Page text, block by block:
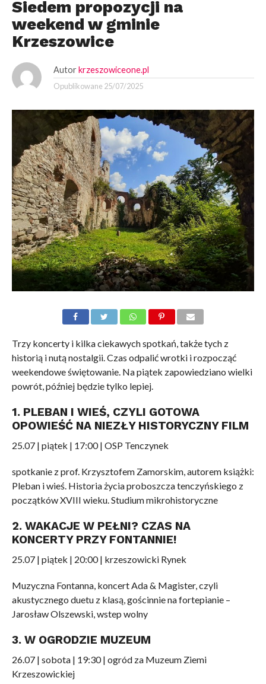
Siedem propozycji na
weekend w gminie
Krzeszowice
Autor krzeszowiceone.pl
Opublikowane 25/07/2025
Trzy koncerty i kilka ciekawych spotkań, także tych z
historią i nutą nostalgii. Czas odpalić wrotki i rozpocząć
weekendowe świętowanie. Na piątek zapowiedziano wielki
powrót, później będzie tylko lepiej.
1. PLEBAN I WIEŚ, CZYLI GOTOWA
OPOWIEŚĆ NA NIEZŁY HISTORYCZNY FILM
25.07 | piątek | 17:00 | OSP Tenczynek
spotkanie z prof. Krzysztofem Zamorskim, autorem książki:
Pleban i wieś. Historia życia proboszcza tenczyńskiego z
początków XVIII wieku. Studium mikrohistoryczne
2. WAKACJE W PEŁNI? CZAS NA
KONCERTY PRZY FONTANNIE!
25.07 | piątek | 20:00 | krzeszowicki Rynek
Muzyczna Fontanna, koncert Ada & Magister, czyli
akustycznego duetu z klasą, gościnnie na fortepianie –
Jarosław Olszewski, wstep wolny
3. W OGRODZIE MUZEUM
26.07 | sobota | 19:30 | ogród za Muzeum Ziemi
Krzeszowickiej